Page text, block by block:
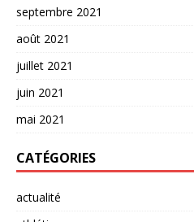
septembre 2021
août 2021
juillet 2021
juin 2021
mai 2021
CATÉGORIES
actualité